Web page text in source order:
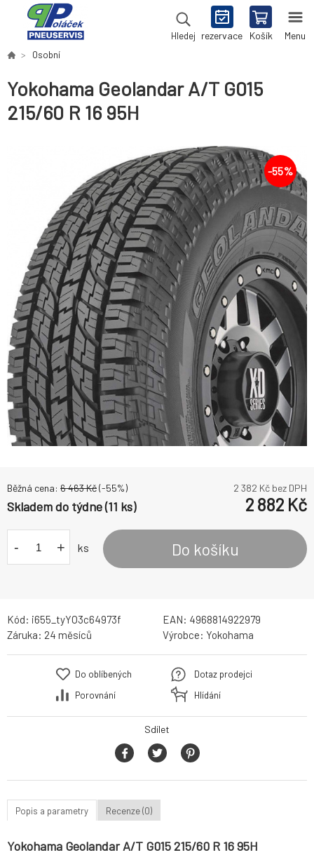
Hledej rezervace Košík Menu
Osobní
Yokohama Geolandar A/T G015
215/60 R 16 95H
-55%
Běžná cena: 6 463Kč(-55%) 2 382 Kč bez DPH
Skladem do týdne (11 ks) 2 882 Kč
- + ks Do košíku
Kód: i655_tyYO3c64973f EAN: 4968814922979
Záruka: 24 měsíců Výrobce: Yokohama
Do oblíbených
Porovnání
Dotaz prodejci
Hlídání
Sdílet
Popis a parametry Recenze (0)
Yokohama Geolandar A/T G015 215/60 R 16 95H